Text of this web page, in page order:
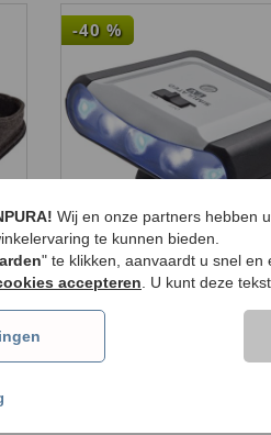
-40 %
XL-Beveiliging TV
Simulator
Wij en onze partners hebben
te kunnen bieden.
" te klikken, aanvaardt u snel en
accepteren . U kunt deze